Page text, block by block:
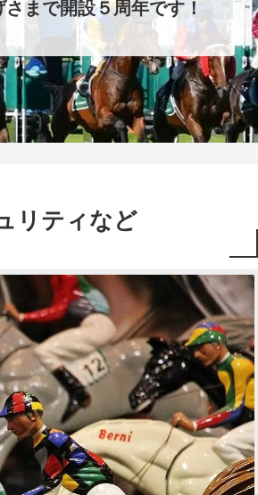
さまで開設５周年です！
リティなど